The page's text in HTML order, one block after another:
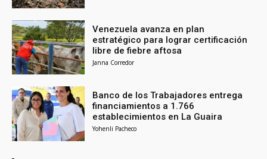
Venezuela avanza en plan
estratégico para lograr certificación
libre de fiebre aftosa
Janna Corredor
Banco de los Trabajadores entrega
financiamientos a 1.766
establecimientos en La Guaira
Yohenli Pacheco